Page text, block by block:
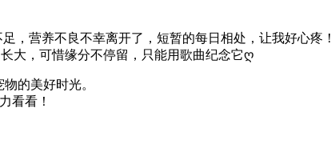
，营养不良不幸离开了，短暂的每日相处，让我好心疼！
大，可惜缘分不停留，只能用歌曲纪念它ღ
的美好时光。
看看！